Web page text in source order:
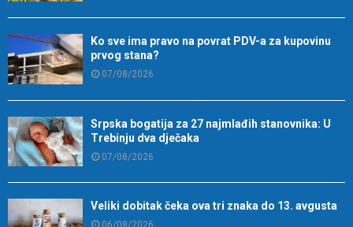
Ko sve ima pravo na povrat PDV-a za kupovinu
prvog stana?
07/08/2026
Srpska bogatija za 27 najmlađih stanovnika: U
Trebinju dva dječaka
07/08/2026
Veliki dobitak čeka ova tri znaka do 13. avgusta
06/08/2026